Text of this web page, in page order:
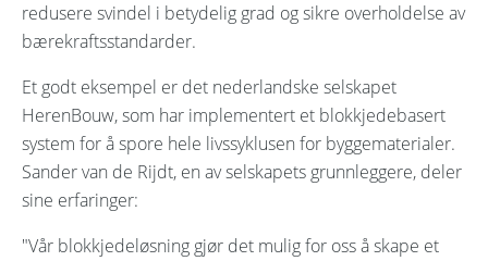
redusere svindel i betydelig grad og sikre overholdelse av
bærekraftsstandarder.
Et godt eksempel er det nederlandske selskapet
HerenBouw, som har implementert et blokkjedebasert
system for å spore hele livssyklusen for byggematerialer.
Sander van de Rijdt, en av selskapets grunnleggere, deler
sine erfaringer:
"Vår blokkjedeløsning gjør det mulig for oss å skape et